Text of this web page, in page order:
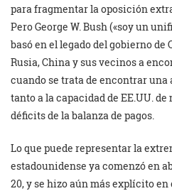
para fragmentar la oposición
Pero George W. Bush («soy un
basó en el legado del gobierno
Rusia, China y sus vecinos a
cuando se trata de encontrar
tanto a la capacidad de EE.UU.
déficits de la balanza de pagos.
Lo que puede representar la
estadounidense ya comenzó en
20, y se hizo aún más explícito